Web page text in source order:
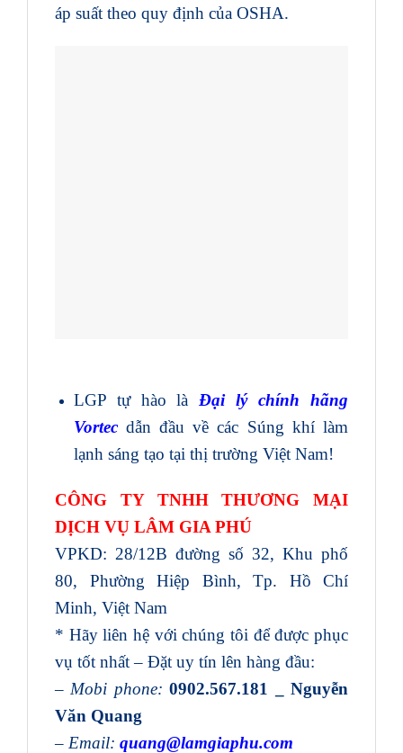
áp suất theo quy định của OSHA.
LGP tự hào là Đại lý chính hãng
Vortec dẫn đầu về các Súng khí làm
lạnh sáng tạo tại thị trường Việt Nam!
CÔNG TY TNHH THƯƠNG MẠI
DỊCH VỤ LÂM GIA PHÚ
VPKD: 28/12B đường số 32, Khu phố
80, Phường Hiệp Bình, Tp. Hồ Chí
Minh, Việt Nam
* Hãy liên hệ với chúng tôi để được phục
vụ tốt nhất – Đặt uy tín lên hàng đầu:
– Mobi phone: 0902.567.181 _ Nguyễn
Văn Quang
– Email: quang@lamgiaphu.com